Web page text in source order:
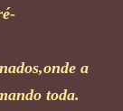
a
toda.